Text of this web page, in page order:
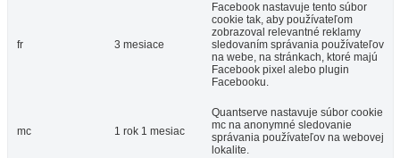
fr 3 mesiace
Facebook nastavuje tento súbor
cookie tak, aby používateľom
zobrazoval relevantné reklamy
sledovaním správania používateľov
na webe, na stránkach, ktoré majú
Facebook pixel alebo plugin
Facebooku.
mc 1 rok 1 mesiac
Quantserve nastavuje súbor cookie
mc na anonymné sledovanie
správania používateľov na webovej
lokalite.